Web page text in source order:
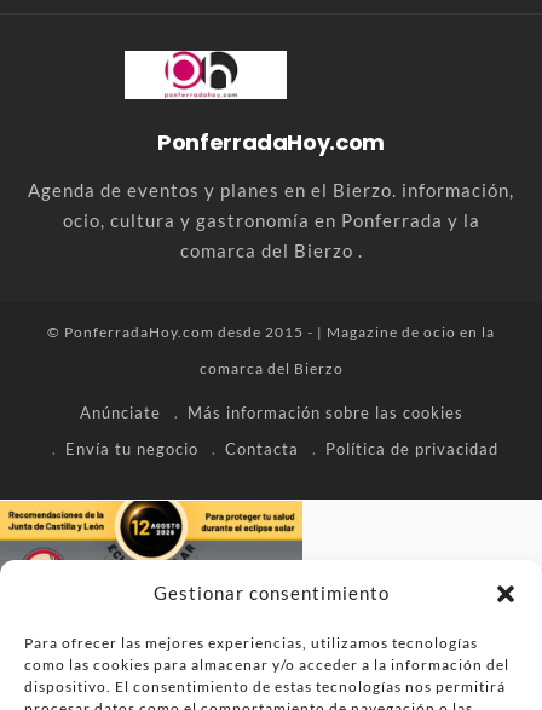
Gestionar consentimiento
Para ofrecer las mejores experiencias, utilizamos tecnologías
como las cookies para almacenar y/o acceder a la información del
dispositivo. El consentimiento de estas tecnologías nos permitirá
PonferradaHoy.com
Agenda de eventos y planes en el Bierzo. información,
ocio, cultura y gastronomía en Ponferrada y la
comarca del Bierzo .
© PonferradaHoy.com desde 2015 - | Magazine de ocio en la
comarca del Bierzo
Anúnciate
Más información sobre las cookies
Envía tu negocio
Contacta Política de privacidad